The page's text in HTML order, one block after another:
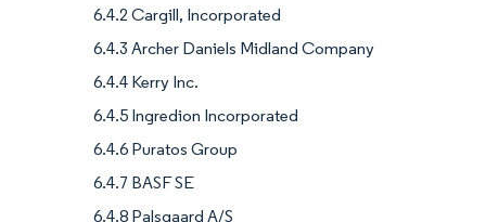
6.4.2 Cargill, Incorporated
6.4.3 Archer Daniels Midland Company
6.4.4 Kerry Inc.
6.4.5 Ingredion Incorporated
6.4.6 Puratos Group
6.4.7 BASF SE
6.4.8 Palsgaard A/S